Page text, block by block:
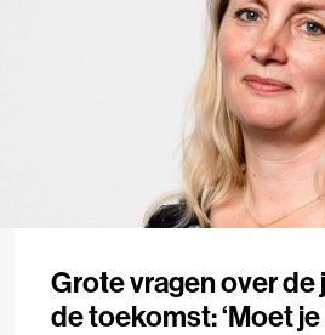
Grote vragen over de
de toekomst: ‘Moet